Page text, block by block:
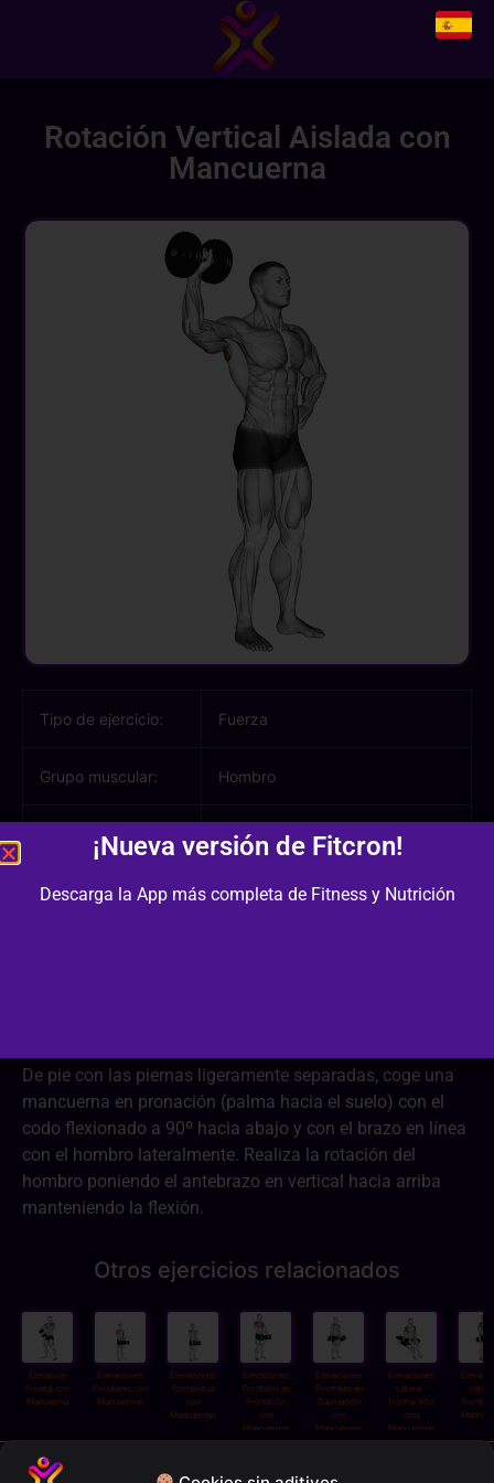
Rotación Vertical Aislada con
Mancuerna
Tipo de ejercicio: Fuerza
Grupo muscular: Hombro
Músculos
involucrados:
Trapecio, Deltoides
De pie con las piernas ligeramente separadas, coge una
mancuerna en pronación (palma hacia el suelo) con el
codo flexionado a 90º hacia abajo y con el brazo en línea
con el hombro lateralmente. Realiza la rotación del
hombro poniendo el antebrazo en vertical hacia arriba
manteniendo la flexión.
Otros ejercicios relacionados
Elevación
Frontal con
Mancuerna
Elevaciones
Circulares con
Mancuernas
Elevaciones
Completas
con
Mancuernas
Elevaciones
Frontales en
Pronación
con
Mancuernas
Elevaciones
Frontales en
Supinación
con
Mancuernas
Elevaciones
Lateral -
Frontal Alto
con
Mancuernas
Frontal
¡Nueva versión de Fitcron!
Descarga la App más completa de Fitness y Nutrición